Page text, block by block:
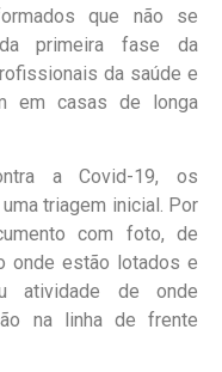
que não se
primeira fase da
da saúde e
em casas de longa
a Covid-19, os
triagem inicial. Por
com foto, de
onde estão lotados e
atividade de onde
na linha de frente